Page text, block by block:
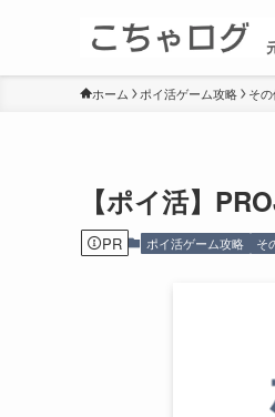
ホーム ポイ活ゲーム攻略 そ
【ポイ活】
PR ポイ活ゲーム攻略 そ